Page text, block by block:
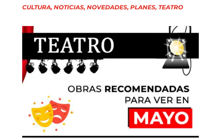
CULTURA, NOTICIAS, NOVEDADES, PLANES, TEATRO